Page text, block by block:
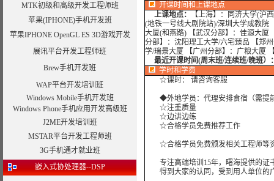
MTK初级和高级开发工程师班
苹果(IPHONE)手机开发班
苹果IPHONE OpenGL ES 3D游戏开发
展讯平台开发工程师班
Brew手机开发班
WAP平台开发培训班
Windows Mobile手机开发班
Windows Phone手机应用开发高级班
J2ME开发培训班
MSTAR平台开发工程师班
3G手机通才就业班
嵌入式协处理器--DSP
开课时间和上课地点
上课地点：
【上海】：同济大学(沪
(地铁一号线大剧院站)/深圳大学成教院
大厦(和燕路) 【武汉分部】：佳源大厦
分部】：沈阳理工大学/六宅臻品 【郑
学/瑞景大厦 【广州分部】：广粮大厦
最近开课时间(周末班/连续班/晚班）
学时和学费
☆课时： 请咨询客服
◆外地学员：代理安排食宿（需提
☆注重质量
☆边讲边练
☆合格学员免费推荐工作
☆合格学员免费颁发相关工程师等
专注高端培训15年，曙海提供的证
得到大家的认同，受到用人单位的